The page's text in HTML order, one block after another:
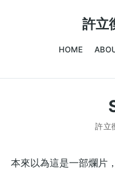
許立
HOME
許立
本來以為這是一部爛片